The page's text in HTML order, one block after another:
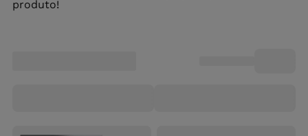
produto!